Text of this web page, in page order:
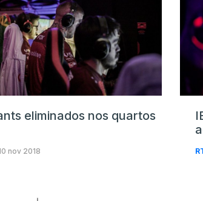
eliminados nos quartos
nov 2018